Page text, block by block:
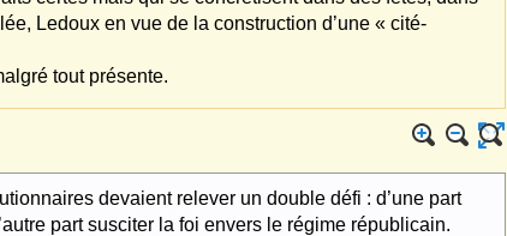
Ledoux en vue de la construction d’une « cité-
tout présente.
devaient relever un double défi : d’une part
part susciter la foi envers le régime républicain.